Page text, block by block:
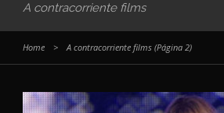
A contracorriente films
Home > A contracorriente films (Página 2)